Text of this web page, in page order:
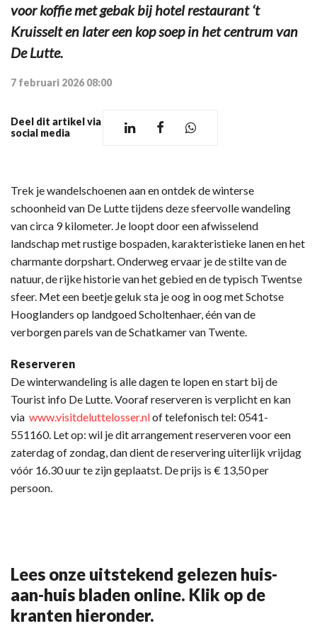
voor koffie met gebak bij hotel restaurant ‘t
Kruisselt en later een kop soep in het centrum van
De Lutte.
7 februari 2026 08:00
Deel dit artikel via
social media
Trek je wandelschoenen aan en ontdek de winterse
schoonheid van De Lutte tijdens deze sfeervolle wandeling
van circa 9 kilometer. Je loopt door een afwisselend
landschap met rustige bospaden, karakteristieke lanen en het
charmante dorpshart. Onderweg ervaar je de stilte van de
natuur, de rijke historie van het gebied en de typisch Twentse
sfeer. Met een beetje geluk sta je oog in oog met Schotse
Hooglanders op landgoed Scholtenhaer, één van de
verborgen parels van de Schatkamer van Twente.
Reserveren
De winterwandeling is alle dagen te lopen en start bij de
Tourist info De Lutte. Vooraf reserveren is verplicht en kan
via www.visitdeluttelosser.nlof telefonisch tel: 0541-
551160. Let op: wil je dit arrangement reserveren voor een
zaterdag of zondag, dan dient de reservering uiterlijk vrijdag
vóór 16.30 uur te zijn geplaatst. De prijs is € 13,50 per
persoon.
Lees onze uitstekend gelezen huis-
aan-huis bladen online. Klik op de
kranten hieronder.